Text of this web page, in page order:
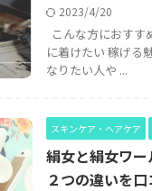
2023/4/20
こんな方におすす
に着けたい 稼げ
なりたい人や ...
スキンケア・ヘアケア
絹女と絹女ワ
２つの違いを